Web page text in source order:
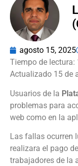
agosto 15, 2025
Actualizado 15 de
Usuarios de la
problemas para
web como en la
Las fallas ocurren
realizara el pago
trabajadores de la